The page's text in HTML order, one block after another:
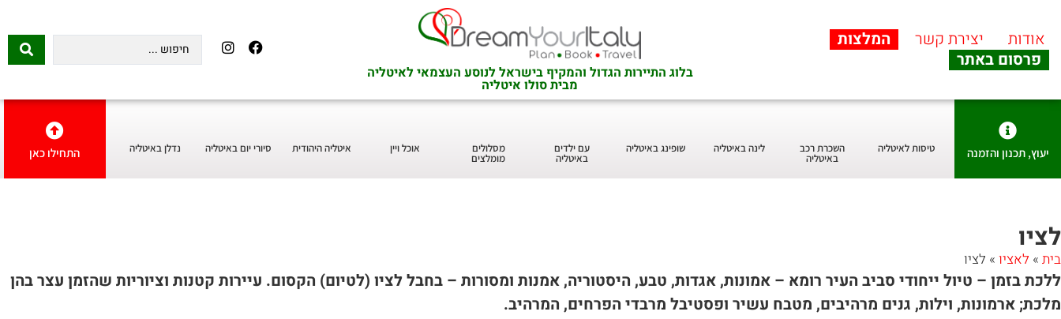
אודות יצירת קשר
המלצות
פרסום באתר
בלוג התיירות הגדול והמקיף בישראל לנוסע העצמאי לאיטליה
מבית סולו איטליה
יעוץ, תכנון והזמנה טיסות לאיטליה השכרת רכב
באיטליה
לינה באיטליה שופינג באיטליה עם ילדים
באיטליה
מסלולים
מומלצים
אוכל ויין איטליה היהודית סיורי יום באיטליה נדלן באיטליה התחילו כאן
לציו
בית » לאציו » לציו
ללכת בזמן – טיול ייחודי סביב העיר רומא – אמונות, אגדות, טבע, היסטוריה, אמנות ומסורות – בחבל לציו (לטיום) הקסום. עיירות קטנות וציוריות שהזמן עצר בהן
מלכת; ארמונות, וילות, גנים מרהיבים, מטבח עשיר ופסטיבל מרבדי הפרחים, המרהיב.